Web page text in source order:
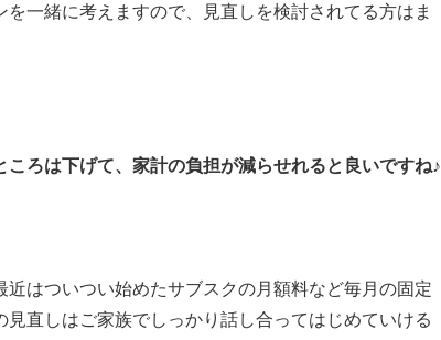
一緒に考えますので、見直しを検討されてる方はま
ろは下げて、家計の負担が減らせれると良いですね♪
はついつい始めたサブスクの月額料など毎月の固定
直しはご家族でしっかり話し合ってはじめていける